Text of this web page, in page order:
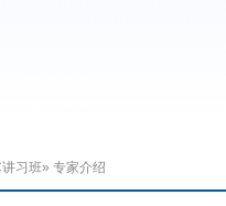
习班» 专家介绍